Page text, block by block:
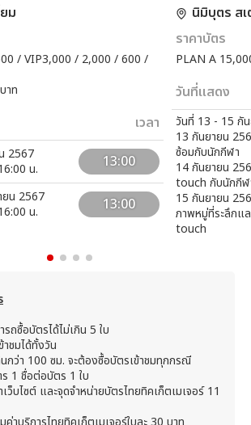
ม
/ VIP3,000 / 2,000 / 600 /
าท
เวลา
2567
น.
13:00
น 2567
น.
13:00
นิมิบุตร ส
ราคาบัตร
PLAN A
วันที่แสดง
วันที่ 13 - 15 กั
13 กันยายน
ซ้อมกับนักกีฬา
14 กันยายน
touch กับนักกี
15 กันยายน
ภาพหมู่ที่ระลึกแ
touch
ถซื้อบัตรได้ไม่เกิน 5 ใบ
าชมได้ทั้งวัน
กว่า 100 ซม. จะต้องซื้อบัตรเข้าชมทุกกรณี
1 ชื่อต่อบัตร 1 ใบ
เว็บไซต์ และจุดจำหน่ายบัตรไทยทิคเก็ตเมเจอร์ 11